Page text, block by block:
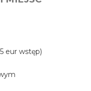
eur wstęp)